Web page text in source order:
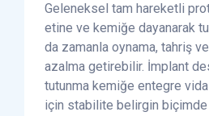
Geleneksel tam hareketli
etine ve kemiğe dayanarak
da zamanla oynama, tahriş
azalma getirebilir. İmplant
tutunma kemiğe entegre
için stabilite belirgin biçimde